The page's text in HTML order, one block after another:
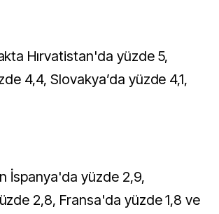
Hırvatistan'da yüzde 5,
4,4, Slovakya’da yüzde 4,1,
İspanya'da yüzde 2,9,
2,8, Fransa'da yüzde 1,8 ve